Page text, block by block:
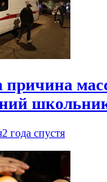
причина
2 года спустя